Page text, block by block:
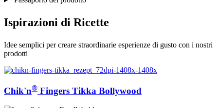
Ispirazioni di Ricette
Idee semplici per creare straordinarie esperienze di gusto con i nostri
prodotti
Chik'n® Fingers Tikka Bollywood